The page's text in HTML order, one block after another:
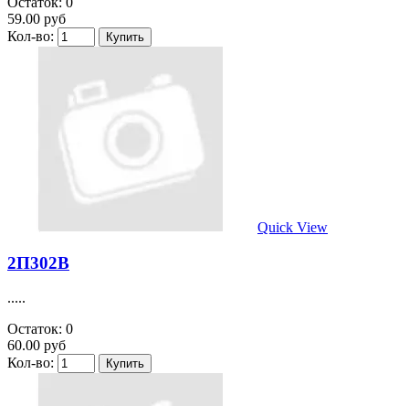
59.00 руб
Кол-во:
Quick View
2П302В
.....
Остаток: 0
60.00 руб
Кол-во: